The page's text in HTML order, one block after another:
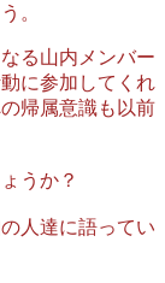
。
る山内メンバー
に参加してくれ
帰属意識も以前
うか？
人達に語ってい